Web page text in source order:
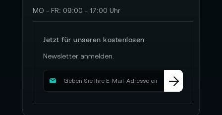
MO - FR: 09:00 - 17:00 Uhr
Jetzt für unseren kostenlosen
Newsletter anmelden.
M
d